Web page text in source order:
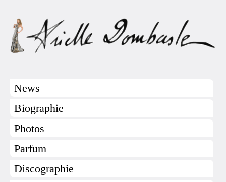
News
Biographie
Photos
Parfum
Discographie